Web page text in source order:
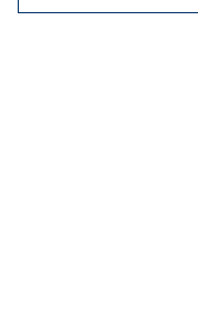
Λαϊκές και